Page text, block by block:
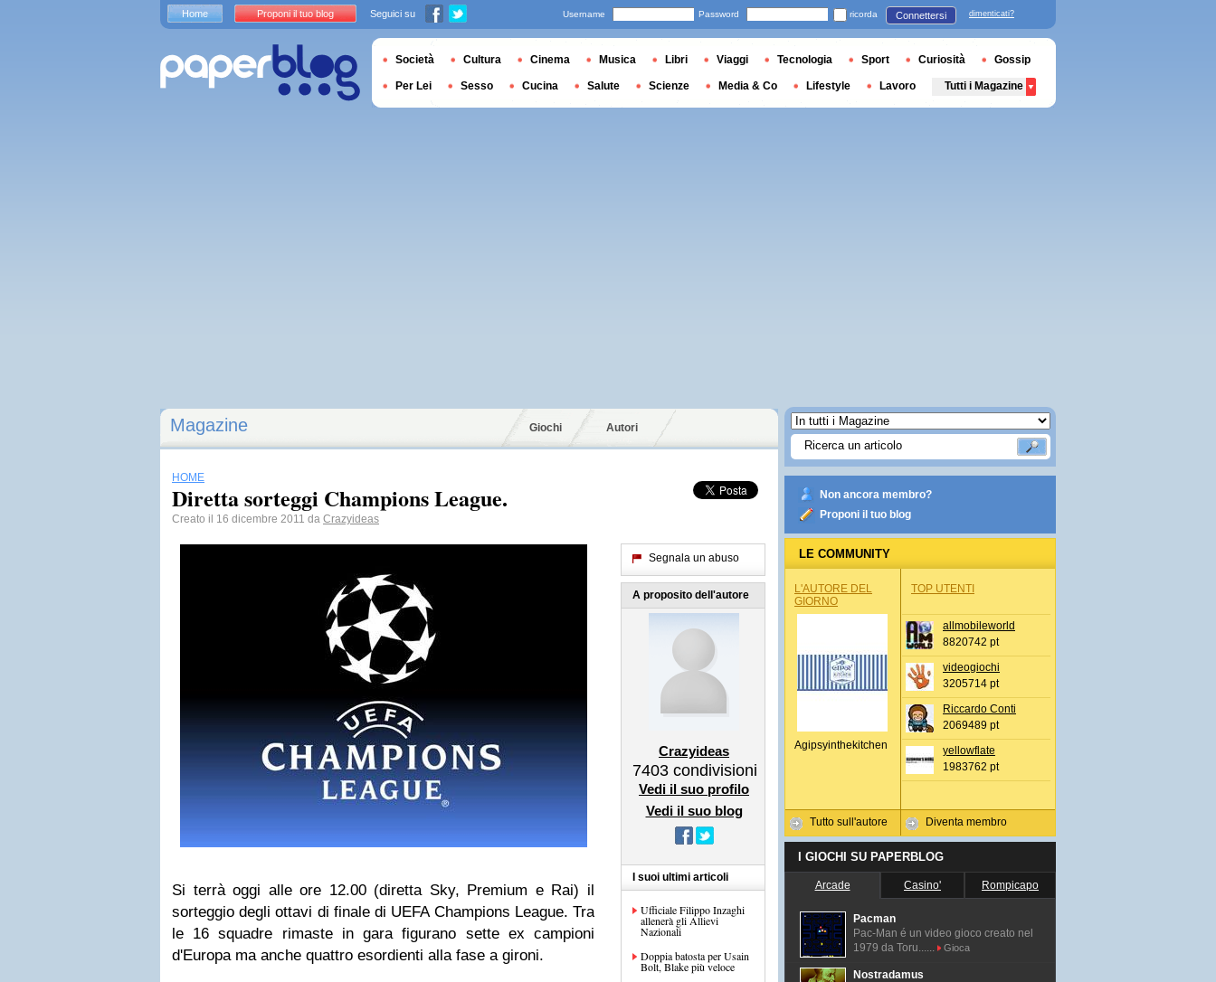
Magazine Giochi Autori
HOME
Diretta sorteggi Champions League.
Creato il 16 dicembre 2011 da Crazyideas
Si terrà oggi alle ore 12.00 (diretta Sky, Premium e Rai) il
sorteggio degli ottavi di finale di UEFA Champions League. Tra
le 16 squadre rimaste in gara figurano sette ex campioni
d'Europa ma anche quattro esordienti alla fase a gironi.
Segnala un abuso
A proposito dell'autore
Crazyideas
7403 condivisioni
Vedi il suo profilo
Vedi il suo blog
I suoi ultimi articoli
Ufficiale Filippo Inzaghi
allenerà gli Allievi
Nazionali
Doppia batosta per Usain
Bolt, Blake più veloce
Non ancora membro?
Proponi il tuo blog
LE COMMUNITY
L'AUTORE DEL
GIORNO
Agipsyinthekitchen
Tutto sull'autore
TOP UTENTI
allmobileworld
8820742 pt
videogiochi
3205714 pt
Riccardo Conti
2069489 pt
yellowflate
1983762 pt
Diventa membro
I GIOCHI SU PAPERBLOG
Arcade Casino' Rompicapo
Pacman
Pac-Man é un video gioco creato nel
1979 da Toru......
Gioca
Nostradamus
Home Proponi il tuo blog Seguici su Username Password ricorda Connettersi dimenticati?
Società Cultura Cinema Musica Libri Viaggi Tecnologia Sport Curiosità Gossip
Per Lei Sesso Cucina Salute Scienze Media & Co Lifestyle Lavoro Tutti i Magazine